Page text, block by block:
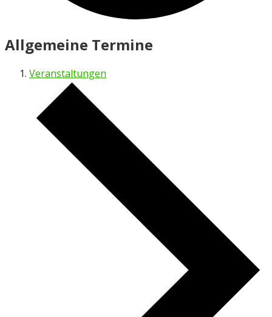
Allgemeine Termine
Veranstaltungen